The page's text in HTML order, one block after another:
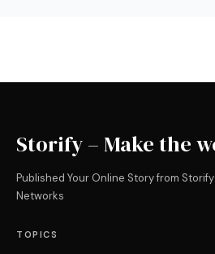
Storify – Make the
Published Your Online Story from Storify
Networks
TOPICS